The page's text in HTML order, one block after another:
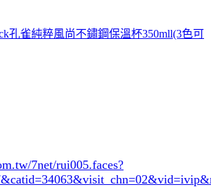
7net/rui005.faces?